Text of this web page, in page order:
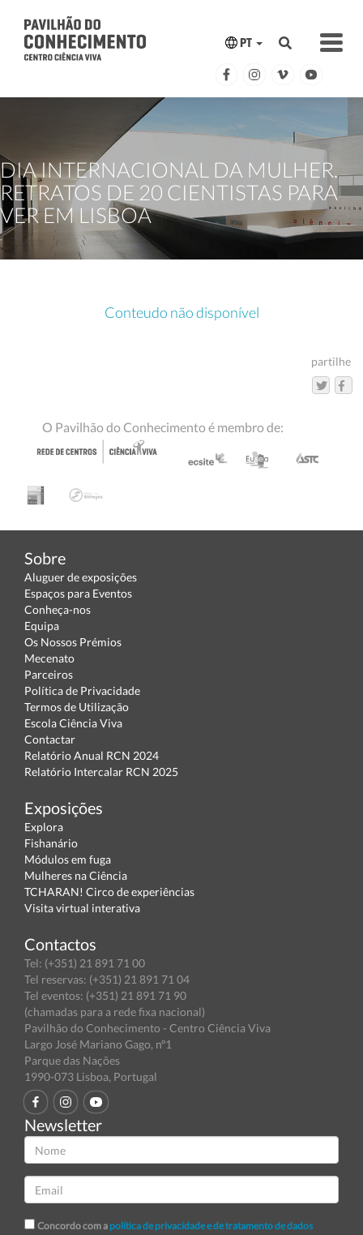
PT
DIA INTERNACIONAL DA MULHER.
RETRATOS DE 20 CIENTISTAS PARA
VER EM LISBOA
Conteudo não disponível
partilhe
O Pavilhão do Conhecimento é membro de:
Sobre
Aluguer de exposições
Espaços para Eventos
Conheça-nos
Equipa
Os Nossos Prémios
Mecenato
Parceiros
Política de Privacidade
Termos de Utilização
Escola Ciência Viva
Contactar
Relatório Anual RCN 2024
Relatório Intercalar RCN 2025
Exposições
Explora
Fishanário
Módulos em fuga
Mulheres na Ciência
TCHARAN! Circo de experiências
Visita virtual interativa
Contactos
Tel: (+351) 21 891 71 00
Tel reservas: (+351) 21 891 71 04
Tel eventos: (+351) 21 891 71 90
(chamadas para a rede fixa nacional)
Pavilhão do Conhecimento - Centro Ciência Viva
Largo José Mariano Gago, nº1
Parque das Nações
1990-073 Lisboa, Portugal
Newsletter
Concordo com a política de privacidade e de tratamento de dados